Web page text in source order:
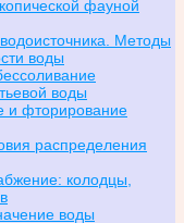
фауной
Методы
воды
воды
и фторирование
распределения
колодцы,
воды